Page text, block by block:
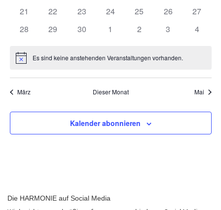
0
21
0
22
0
23
0
24
0
25
0
26
0
27
0
28
0
29
0
30
0
1
0
2
0
3
0
4
HinweisEs sind keine anstehenden Veranstaltungen vorhanden.
März Dieser Monat Mai
Kalender abonnieren
Die HARMONIE auf Social Media